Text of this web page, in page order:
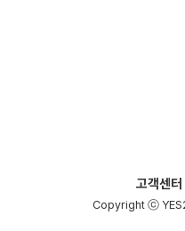
고객센터
Copyright ⓒ